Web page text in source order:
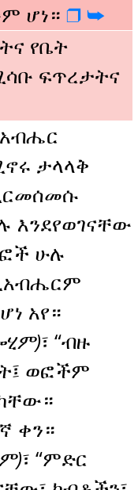
ሆነ። ❒️ ➥️
የቤት
ፍጥረታትና
ታላላቅ
እንደየወገናቸው
ሁሉ
አየ።
፣ “ብዙ
ወፎችም
ቀን።
፣ “ምድር